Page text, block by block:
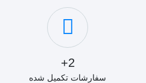
2+
سفارشات تکمیل شده